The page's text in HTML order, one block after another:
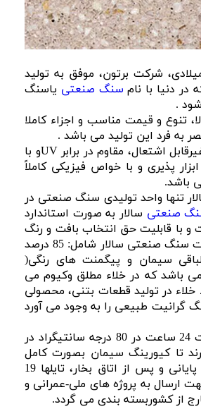
در اواخر دهه 90 میلادی، شرکت برتون، موفق به تولید
دنیا با نام سنگ صنعتی یاسنگ
.
تنوع و قیمت مناسب و اجزاء کاملا
به فرد این تولید می باشد .
سنگ صنعتی برتون، غیرقابل اشتعال، مقاوم در برابر UVو با
پذیری و با خواص فیزیکی کاملاً
باشد.
تنها واحد تولیدی سنگ صنعتی در
صنعتی سالار به صورت استاندارد
و با قابلیت حق انتخاب بافت و رنگ
تولید می گردد. ترکیبات سنگ صنعتی سالار شامل: 85 درصد
سیمان و پیگمنت های رنگی(
باشد که در خلاء مطلق وکیوم می
خلاء در تولید قطعات بتنی، محصولی
گرانیت طبیعی را به وجود می آورد
سپس تایل ها به مدت 24 ساعت در 80 درجه سانتیگراد در
تا کیورینگ سیمان بصورت کامل
انجام پذیرد. در مرحله پایانی و پس از اتاق بخار، تایلها 19
ارسال به پروژه های ملی-عمرانی و
از کشوربسته بندی می گردد.